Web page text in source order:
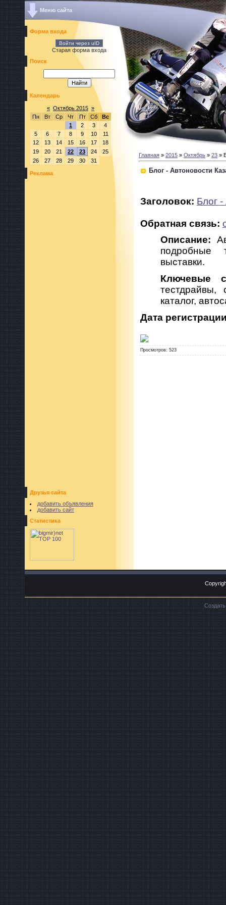
Меню сайта
Форма входа
Войти через uID
Старая форма входа
Поиск
Календарь
« Октябрь 2015 »
Пн
Вт Ср Чт Пт Сб
Вс
1
2 3
4
5
6 7 8 9 10
11
12
13 14 15 16 17
18
19
20 21 22 23 24
25
26
27 28 29 30 31
Реклама
Друзья сайта
добавить объявления
добавить сайт
Статистика
Главная » 2015 » Октябрь » 23 »
Блог - Автоновости
Заголовок: Блог
Обратная связь:
Описание:
подробные
выставки.
Ключевые
тестдрайвы,
каталог,
Дата
Просмотров: 523